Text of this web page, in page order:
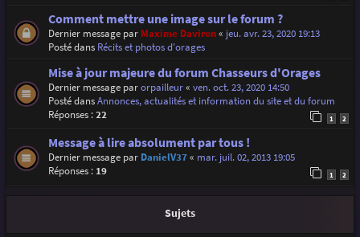
Comment mettre une image sur le forum ?
Dernier message par Maxime Daviron« jeu. avr. 23, 2020 19:13
Posté dans Récits et photos d'orages
Mise à jour majeure du forum Chasseurs d'Orages
Dernier message parorpailleur« ven. oct. 23, 2020 14:50
Posté dansAnnonces, actualités et information du site et du forum
Réponses :22 1 2
Message à lire absolument par tous !
Dernier message par DanielV37« mar. juil. 02, 2013 19:05
Réponses : 19 1 2
Sujets